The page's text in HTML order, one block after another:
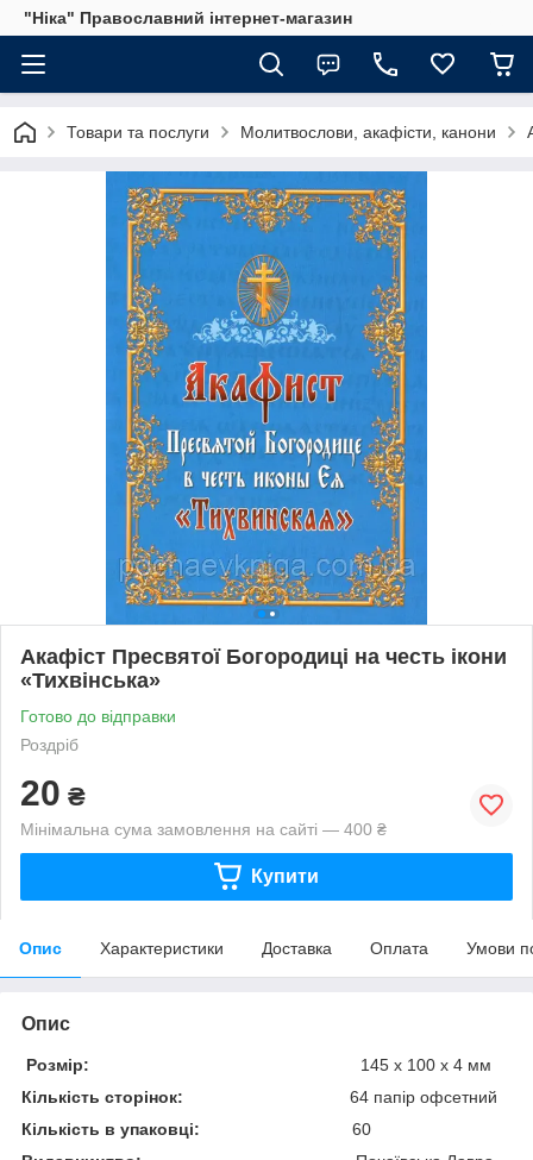
"Ніка" Православний інтернет-магазин
Товари та послуги Молитвослови, акафісти, канони
Акафіст Пресвятої Богородиці на честь ікони
«Тихвінська»
Готово до відправки
Роздріб
20 ₴
Мінімальна сума замовлення на сайті — 400 ₴
Купити
Опис Характеристики Доставка Оплата Умови
Опис
Розмір: 145 х 100 х 4 мм
Кількість сторінок: 64 папір офсетний
Кількість в упаковці: 60